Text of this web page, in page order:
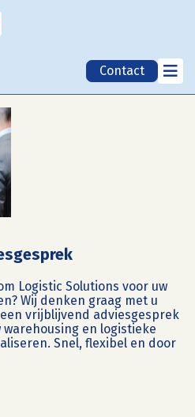
Contact
Logistic Solutions voor uw
Wij denken graag met u
vrijblijvend adviesgesprek
en logistieke
Snel, flexibel en door